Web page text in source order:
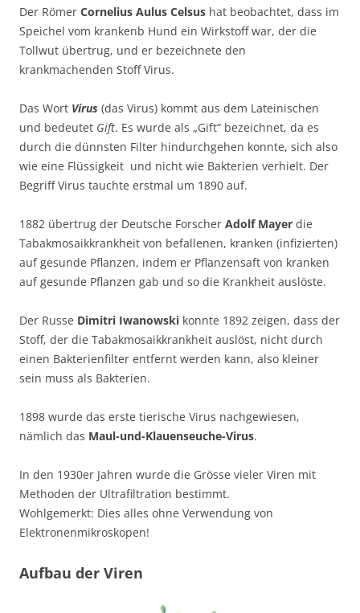
Der Römer Cornelius Aulus Celsus hat beobachtet, dass im
Speichel vom krankenb Hund ein Wirkstoff war, der die
Tollwut übertrug, und er bezeichnete den
krankmachenden Stoff Virus.
Das Wort Virus (das Virus) kommt aus dem Lateinischen
und bedeutet Gift. Es wurde als „Gift“ bezeichnet, da es
durch die dünnsten Filter hindurchgehen konnte, sich also
wie eine Flüssigkeit und nicht wie Bakterien verhielt. Der
Begriff Virus tauchte erstmal um 1890 auf.
1882 übertrug der Deutsche Forscher Adolf Mayer die
Tabakmosaikkrankheit von befallenen, kranken (infizierten)
auf gesunde Pflanzen, indem er Pflanzensaft von kranken
auf gesunde Pflanzen gab und so die Krankheit auslöste.
Der Russe Dimitri Iwanowski konnte 1892 zeigen, dass der
Stoff, der die Tabakmosaikkrankheit auslöst, nicht durch
einen Bakterienfilter entfernt werden kann, also kleiner
sein muss als Bakterien.
1898 wurde das erste tierische Virus nachgewiesen,
nämlich das Maul-und-Klauenseuche-Virus.
In den 1930er Jahren wurde die Grösse vieler Viren mit
Methoden der Ultrafiltration bestimmt.
Wohlgemerkt: Dies alles ohne Verwendung von
Elektronenmikroskopen!
Aufbau der Viren